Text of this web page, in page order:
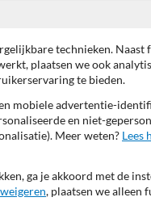
picto:
technieken. Naast
plaatsen we ook
te bieden.
mobiele advertentie-
en niet-
Meer weten? Lees
ga je akkoord met de
weigeren, plaatsen we alleen